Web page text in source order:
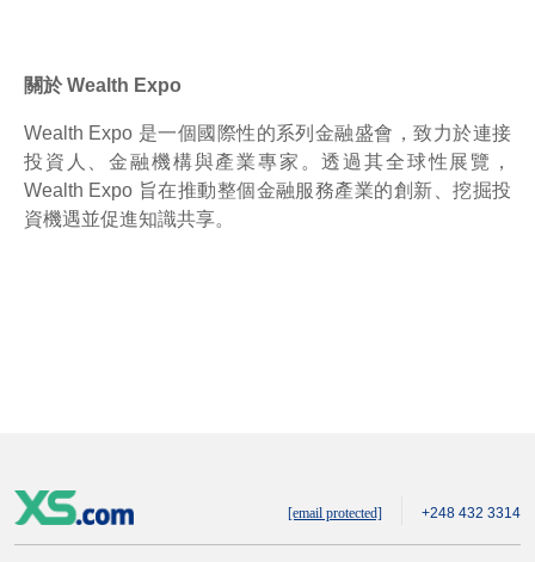
關於 Wealth Expo
Wealth Expo 是一個國際性的系列金融盛會，致力於連接
投資人、金融機構與產業專家。透過其全球性展覽，
Wealth Expo 旨在推動整個金融服務產業的創新、挖掘投
資機遇並促進知識共享。
[email protected] +248 432 3314